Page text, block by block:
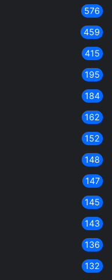
576
459
415
195
184
162
152
148
147
145
143
136
132